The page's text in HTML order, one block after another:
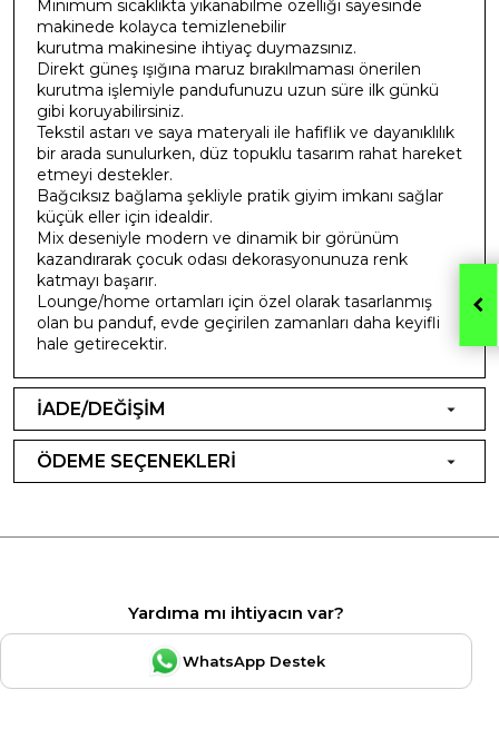
Minimum sıcaklıkta yıkanabilme özelliği sayesinde
makinede kolayca temizlenebilir
kurutma makinesine ihtiyaç duymazsınız.
Direkt güneş ışığına maruz bırakılmaması önerilen
kurutma işlemiyle pandufunuzu uzun süre ilk günkü
gibi koruyabilirsiniz.
Tekstil astarı ve saya materyali ile hafiflik ve dayanıklılık
bir arada sunulurken, düz topuklu tasarım rahat hareket
etmeyi destekler.
Bağcıksız bağlama şekliyle pratik giyim imkanı sağlar
küçük eller için idealdir.
Mix deseniyle modern ve dinamik bir görünüm
kazandırarak çocuk odası dekorasyonunuza renk
katmayı başarır.
Lounge/home ortamları için özel olarak tasarlanmış
olan bu panduf, evde geçirilen zamanları daha keyifli
hale getirecektir.
İADE/DEĞİŞİM
ÖDEME SEÇENEKLERİ
Yardıma mı ihtiyacın var?
WhatsApp Destek